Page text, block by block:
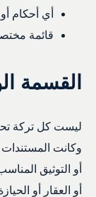
أي أحكام
قائمة
القسمة
ليست كل تركة
وكانت
أو التوثيق
أو العقار أو